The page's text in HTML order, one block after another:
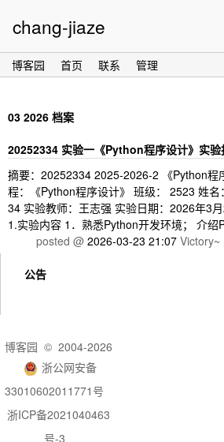
chang-jiaze
博客园 首页 联系 管理
03 2026 档案
20252334 实验一《Python程序设计》实验
摘要：20252334 2025-2026-2 《Python程
程：《Python程序设计》 班级： 2523 姓
34 实验教师：王志强 实验日期：2026年3
1.实验内容 1．熟悉Python开发环境； 介绍
posted @ 2026-03-23 21:07 Victory~
公告
博客园 © 2004-2026
浙公网安备
33010602011771号
浙ICP备2021040463
号-3